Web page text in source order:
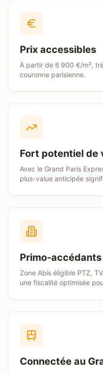
Prix accessibles
À partir de 6 900 €/m²,
couronne parisienne.
Fort potentiel de
Avec le Grand Paris
plus-value anticipée
Primo-
Zone Abis éligible PTZ,
une fiscalité optimisée
Connectée au